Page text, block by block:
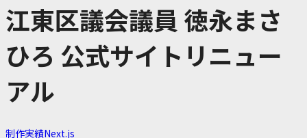
江東区議会議員 徳永まさ
ひろ 公式サイトリニュー
アル
制作実績Next.js